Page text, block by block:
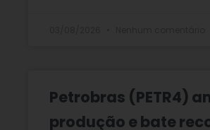
Petrobras (PETR4)
produção e bate